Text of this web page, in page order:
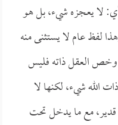
لا يعجزه شيء، بل هو
لفظ عام لا يستثنى منه
وخص العقل ذاته فليس
الله شيء، لكنها لا
مع ما يدخل تحت